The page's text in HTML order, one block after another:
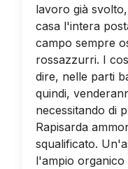
lavoro già
casa l'intera
campo sempre
rossazzurri. I
dire, nelle parti
quindi,
necessitando di
Rapisarda
squalificato.
l'ampio organico